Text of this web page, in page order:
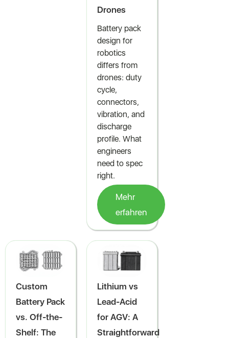
Drones
Battery pack
design for
robotics
differs from
drones: duty
cycle,
connectors,
vibration, and
discharge
profile. What
engineers
need to spec
right.
Mehr
erfahren
Custom
Battery Pack
vs. Off-the-
Shelf: The
Lithium vs
Lead-Acid
for AGV: A
Straightforward